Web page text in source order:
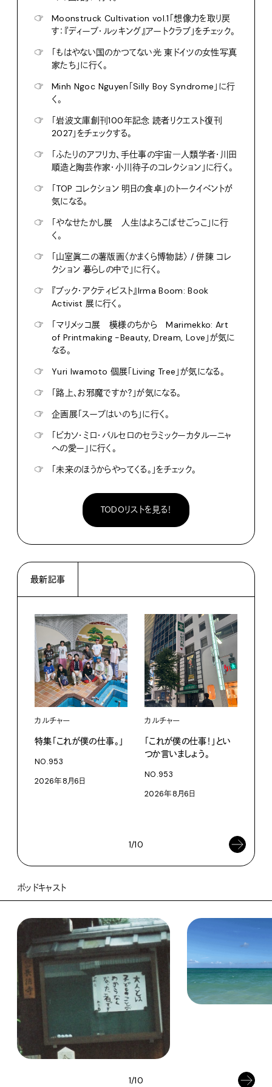
☞
Moonstruck Cultivation vol.1「想像力を取り戻
す：『ディープ・ルッキング』アートクラブ」をチェック。
☞
「もはやない国のかつてない光 東ドイツの女性写真
家たち」に行く。
☞
Minh Ngoc Nguyen「Silly Boy Syndrome」に行
く。
☞
「岩波文庫創刊100年記念 読者リクエスト復刊
2027」をチェックする。
☞
「ふたりのアフリカ、手仕事の宇宙―人類学者・川田
順造と陶芸作家・小川待子のコレクション」に行く。
☞
「TOP コレクション 明日の食卓」のトークイベントが
気になる。
☞
「やなせたかし展 人生はよろこばせごっこ」に行
く。
☞
「山室眞二の薯版画〈かまくら博物誌〉 / 併陳 コレ
クション 暮らしの中で」に行く。
☞
『ブック・アクティビスト』Irma Boom: Book
Activist 展に行く。
☞
「マリメッコ展 模様のちから Marimekko: Art
of Printmaking -Beauty, Dream, Love」が気に
なる。
☞
Yuri Iwamoto 個展「Living Tree」が気になる。
☞
「路上、お邪魔ですか？」が気になる。
☞
企画展「スープはいのち」に行く。
☞
「ピカソ・ミロ・バルセロのセラミックーカタルーニャ
への愛ー」に行く。
☞
「未来のほうからやってくる。」をチェック。
TODOリストを見る！
最新記事
カルチャー
特集「これが僕の仕事。」
NO.953
2026年8月6日
カルチャー
「これが僕の仕事！」とい
つか言いましょう。
NO.953
2026年8月6日
1/10
ポッドキャスト
1/10